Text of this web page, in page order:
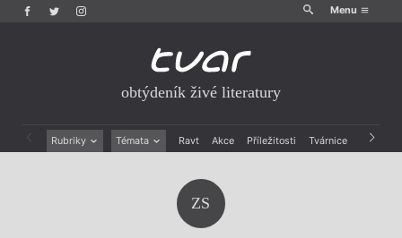
Menu
obtýdeník živé literatury
Rubriky Témata Ravt Akce Příležitosti Tvárnice Archiv
ZS